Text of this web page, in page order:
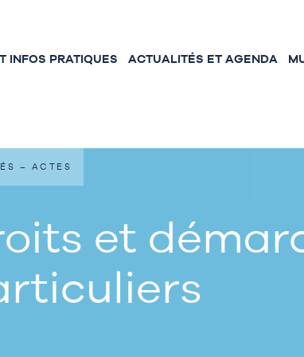
INFOS PRATIQUES ACTUALITÉS ET AGENDA
et
– ACTES